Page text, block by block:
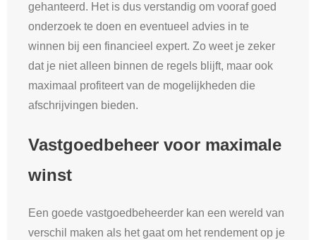
gehanteerd. Het is dus verstandig om vooraf goed
onderzoek te doen en eventueel advies in te
winnen bij een financieel expert. Zo weet je zeker
dat je niet alleen binnen de regels blijft, maar ook
maximaal profiteert van de mogelijkheden die
afschrijvingen bieden.
Vastgoedbeheer voor maximale
winst
Een goede vastgoedbeheerder kan een wereld van
verschil maken als het gaat om het rendement op je